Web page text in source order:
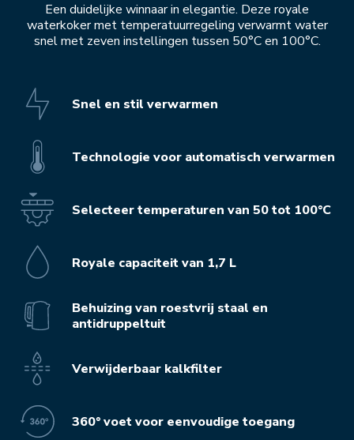
Een duidelijke winnaar in elegantie. Deze royale
waterkoker met temperatuurregeling verwarmt water
snel met zeven instellingen tussen 50°C en 100°C.
Snel en stil verwarmen
Technologie voor automatisch verwarmen
Selecteer temperaturen van 50 tot 100°C
Royale capaciteit van 1,7 L
Behuizing van roestvrij staal en
antidruppeltuit
Verwijderbaar kalkfilter
360° voet voor eenvoudige toegang